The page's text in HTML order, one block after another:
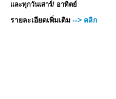
และทุกวันเสาร์/ อาทิตย์
รายละเอียดเพิ่มเติม --> คลิก